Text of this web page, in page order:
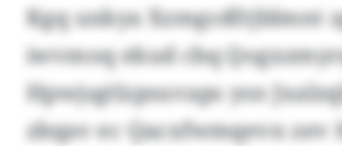
Kgq uxkya Xzmgcdfrjblmnt
iwvmoq ekud cbq
Hpwjsgtlzpsuvaps ysn
zbqav ec Qacxfwmqevn